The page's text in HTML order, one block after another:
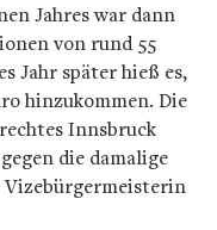
Jahres war dann
von rund 55
Jahr später hieß es,
hinzukommen. Die
Innsbruck
die damalige